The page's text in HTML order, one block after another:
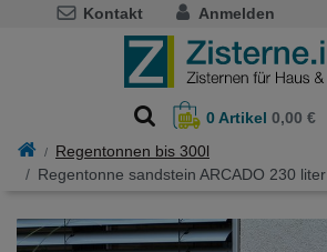
Kontakt Anmelden
0Artikel 0,00 €
Regentonnen bis 300l
Regentonne sandstein ARCADO 230 liter